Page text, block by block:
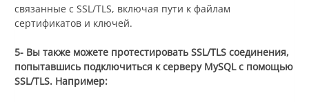
связанные с SSL/TLS, включая пути к файлам
сертификатов и ключей.
5- Вы также можете протестировать SSL/TLS соединения,
попытавшись подключиться к серверу MySQL с помощью
SSL/TLS. Например: